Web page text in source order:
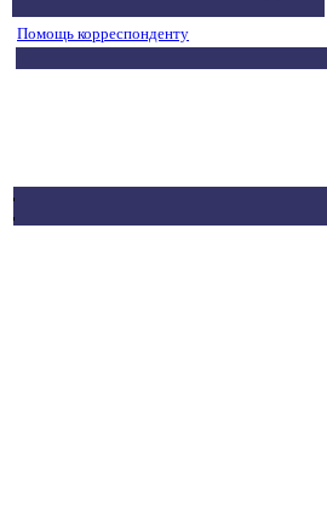
Помощь корреспонденту